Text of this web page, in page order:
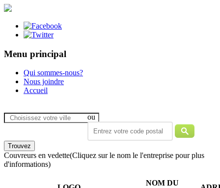
Menu principal
Qui sommes-nous?
Nous joindre
Accueil
ou
Couvreurs en vedette(Cliquez sur le nom le l'entreprise pour plus
d'informations)
NOM DU